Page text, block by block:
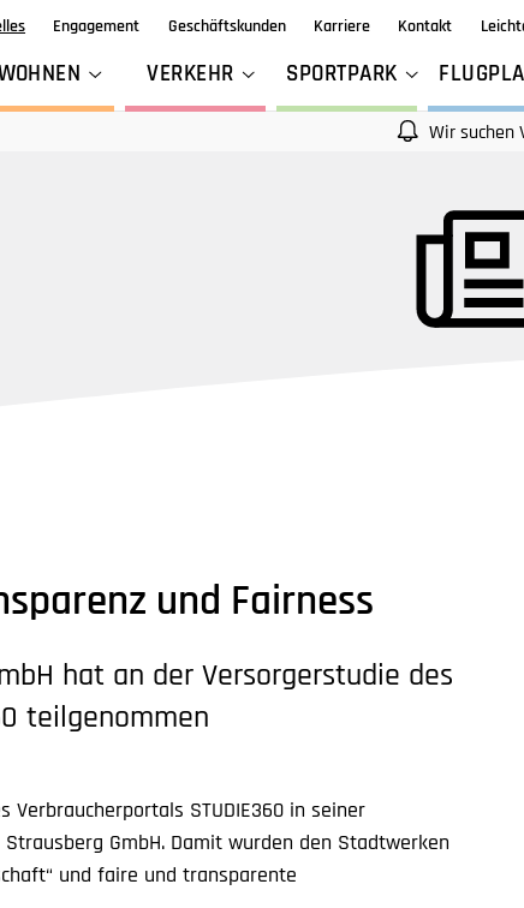
Engagement Geschäftskunden Karriere Kontakt
VERKEHR SPORTPARK
Wir suchen
und Fairness
hat an der Versorgerstudie des
teilgenommen
Verbraucherportals STUDIE360 in seiner
GmbH. Damit wurden den Stadtwerken
und faire und transparente